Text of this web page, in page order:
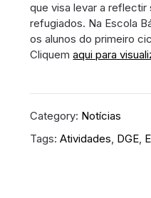
que visa levar a
refugiados. Na Escola
os alunos do primeiro
Cliquemaqui para
Category: Notícias
Tags:Atividades DGE